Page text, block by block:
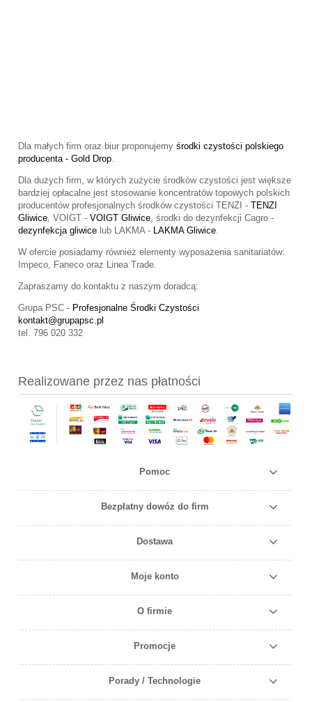
Dla małych firm oraz biur proponujemy środki czystości polskiego
producenta - Gold Drop.
Dla dużych firm, w których zużycie środków czystości jest większe
bardziej opłacalne jest stosowanie koncentratów topowych polskich
producentów profesjonalnych środków czystości TENZI - TENZI
Gliwice, VOIGT - VOIGT Gliwice, środki do dezynfekcji Cagro -
dezynfekcja gliwice lub LAKMA - LAKMA Gliwice.
W ofercie posiadamy również elementy wyposażenia sanitariatów:
Impeco, Faneco oraz Linea Trade.
Zapraszamy do kontaktu z naszym doradcą:
Grupa PSC - Profesjonalne Środki Czystości
kontakt@grupapsc.pl
tel. 796 020 332
Realizowane przez nas płatności
Pomoc
Bezpłatny dowóz do firm
Dostawa
Moje konto
O firmie
Promocje
Porady / Technologie